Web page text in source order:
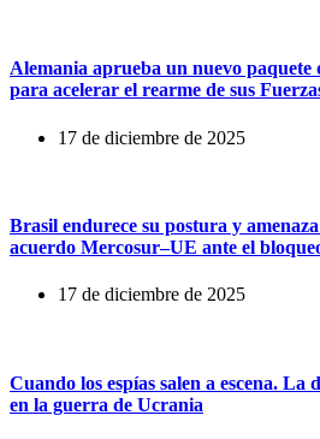
Alemania aprueba un nuevo paquete
para acelerar el rearme de sus
17 de diciembre de 2025
Brasil endurece su postura y
acuerdo Mercosur–UE ante el
17 de diciembre de 2025
Cuando los espías salen a escena. La
en la guerra de Ucrania